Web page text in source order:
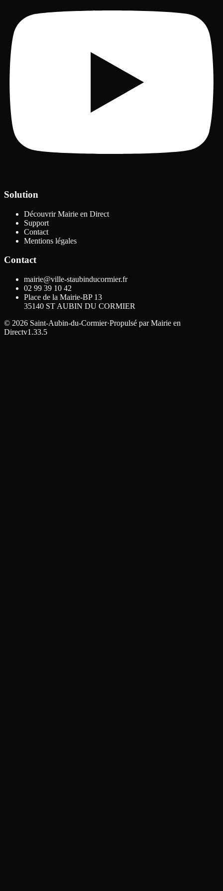
Solution
Découvrir Mairie en Direct
Support
Contact
Mentions légales
Contact
mairie@ville-staubinducormier.fr
02 99 39 10 42
Place de la Mairie-BP 13
35140 ST AUBIN DU CORMIER
© 2026 Saint-Aubin-du-Cormier·Propulsé par Mairie en
Directv1.33.5